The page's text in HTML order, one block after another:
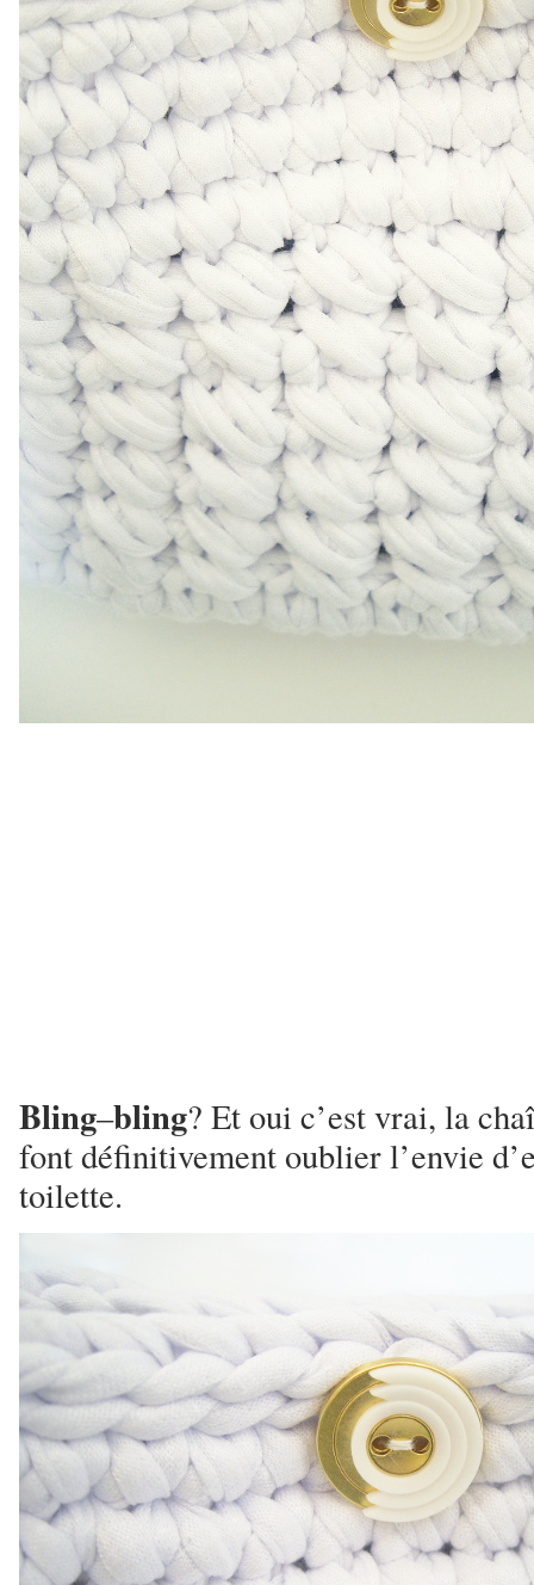
Bling–bling? Et oui c’est vrai, la
font définitivement oublier l’envie
toilette.